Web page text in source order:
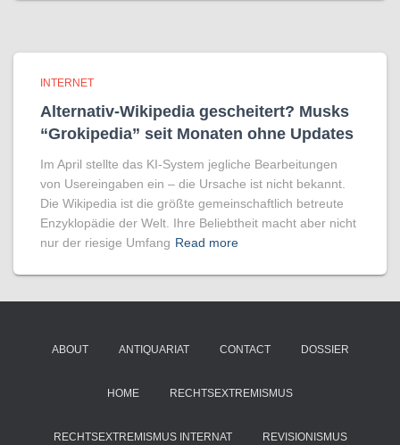
INTERNET
Alternativ-Wikipedia gescheitert? Musks
“Grokipedia” seit Monaten ohne Updates
Im April stellte das KI-System jegliche Bearbeitungen
von Usereingaben ein – die Ursache ist nicht bekannt.
Die Wikipedia ist die größte gemeinschaftlich betreute
Enzyklopädie der Welt. Ihre Beliebtheit macht aber nicht
nur der riesige Umfang Read more
ABOUT ANTIQUARIAT CONTACT DOSSIER
HOME RECHTSEXTREMISMUS
RECHTSEXTREMISMUS INTERNAT REVISIONISMUS